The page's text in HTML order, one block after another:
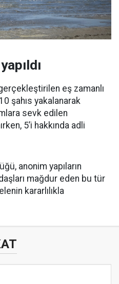
eş zamanlı
şahıs yakalanarak
sevk edilen
5’i hakkında adli
anonim yapıların
mağdur eden bu tür
kararlılıkla